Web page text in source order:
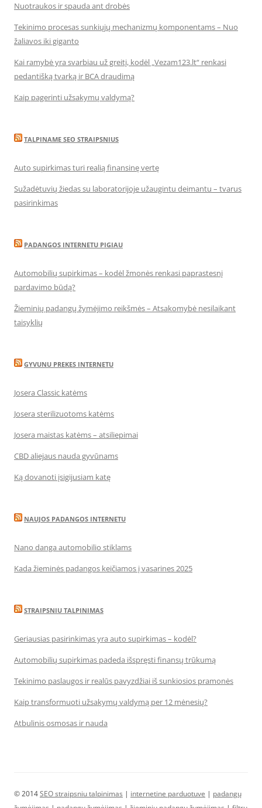
Nuotraukos ir spauda ant drobės
Tekinimo procesas sunkiųjų mechanizmų komponentams – Nuo
žaliavos iki giganto
Kai ramybė yra svarbiau už greitį, kodėl „Vezam123.lt“ renkasi
pedantišką tvarką ir BCA draudimą
Kaip pagerinti užsakymų valdymą?
TALPINAME SEO STRAIPSNIUS
Auto supirkimas turi realią finansinę vertę
Sužadėtuvių žiedas su laboratorijoje užaugintu deimantu – tvarus
pasirinkimas
PADANGOS INTERNETU PIGIAU
Automobilių supirkimas – kodėl žmonės renkasi paprastesnį
pardavimo būdą?
Žieminių padangų žymėjimo reikšmės – Atsakomybė nesilaikant
taisyklių
GYVUNU PREKES INTERNETU
Josera Classic katėms
Josera sterilizuotoms katėms
Josera maistas katėms – atsiliepimai
CBD aliejaus nauda gyvūnams
Ką dovanoti įsigijusiam katę
NAUJOS PADANGOS INTERNETU
Nano danga automobilio stiklams
Kada žieminės padangos keičiamos į vasarines 2025
STRAIPSNIU TALPINIMAS
Geriausias pasirinkimas yra auto supirkimas – kodėl?
Automobilių supirkimas padeda išspręsti finansų trūkumą
Tekinimo paslaugos ir realūs pavyzdžiai iš sunkiosios pramonės
Kaip transformuoti užsakymų valdymą per 12 mėnesių?
Atbulinis osmosas ir nauda
© 2014SEO straipsniu talpinimas | internetine parduotuve | padangų